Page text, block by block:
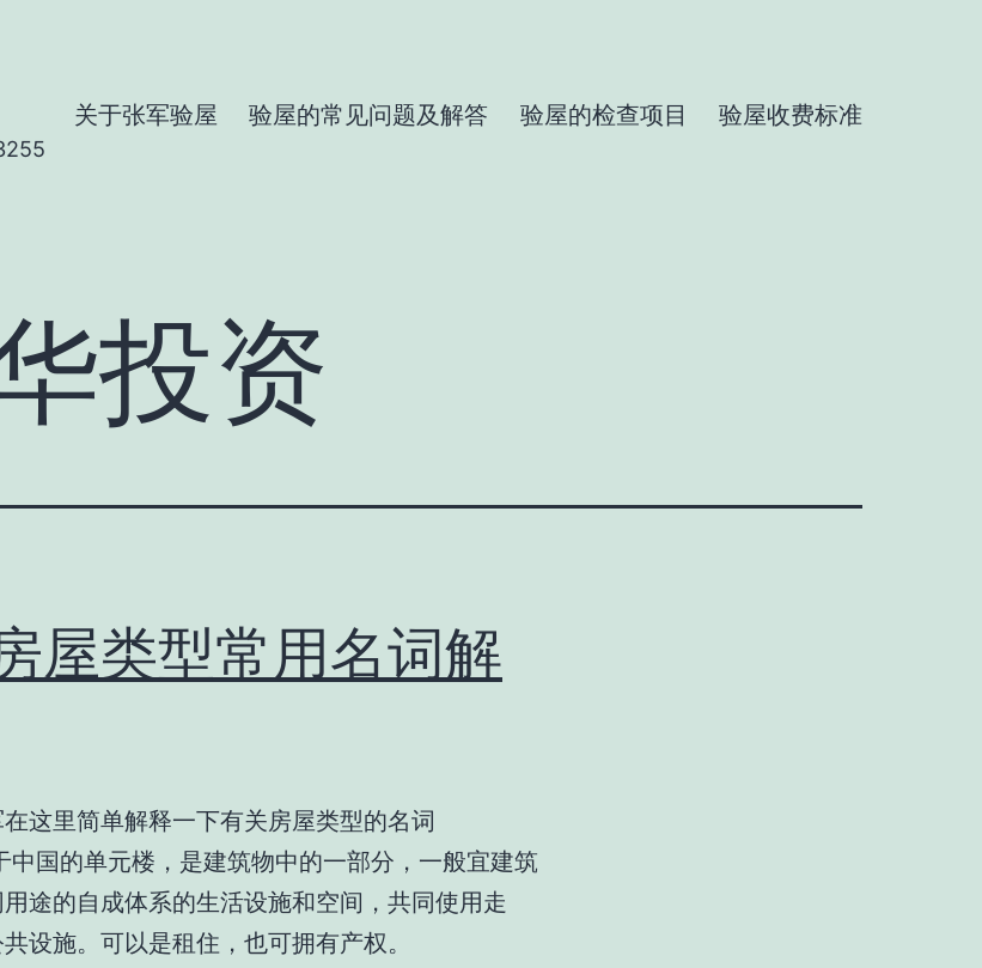
关于张军验屋 验屋的常见问题及解答 验屋的检查项目 验屋收费标准
投资
屋类型常用名词解
这里简单解释一下有关房屋类型的名词
国的单元楼，是建筑物中的一部分，一般宜建筑
途的自成体系的生活设施和空间，共同使用走
设施。可以是租住，也可拥有产权。